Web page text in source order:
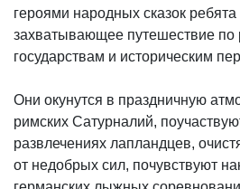
героями народных сказок
захватывающее путешествие по
государствам и историческим
Они окунутся в праздничную
римских Сатурналий,
развлечениях лапландцев,
от недобрых сил, почувствуют